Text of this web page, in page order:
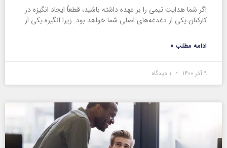
اگر شما هدایت تیمی را بر عهده داشته باشید، قطعاً ایجاد انگیزه در
کارکنان یکی از دغدغه‌های اصلی شما خواهد بود. زیرا انگیزه یکی از
ادامه مطلب »
۹ آذر ۱۴۰۰